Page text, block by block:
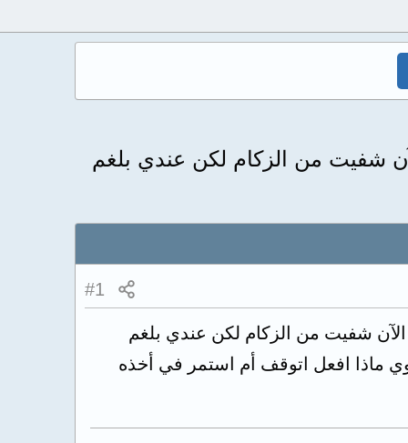
شفيت من الزكام لكن عندي بلغم
#1
الآن شفيت من الزكام لكن عندي بلغم
ماذا افعل اتوقف أم استمر في أخذه